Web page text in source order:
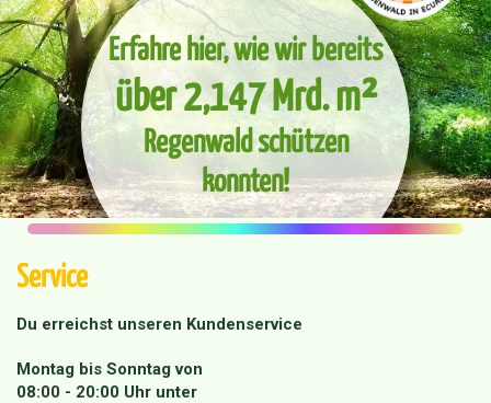
Erfahre hier, wie wir bereits
über 2,147 Mrd. m²
Regenwald schützen
konnten!
Service
Du erreichst unseren Kundenservice
Montag bis Sonntag von
08:00 - 20:00 Uhr unter